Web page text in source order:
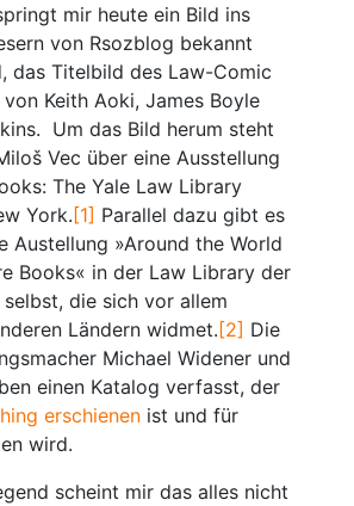
mir heute ein Bild ins
von Rsozblog bekannt
das Titelbild des Law-Comic
von Keith Aoki, James Boyle
Um das Bild herum steht
Vec über eine Ausstellung
The Yale Law Library
York.[1] Parallel dazu gibt es
Austellung »Around the World
Books« in der Law Library der
die sich vor allem
Ländern widmet.[2] Die
Michael Widener und
einen Katalog verfasst, der
erschienen ist und für
wird.
scheint mir das alles nicht